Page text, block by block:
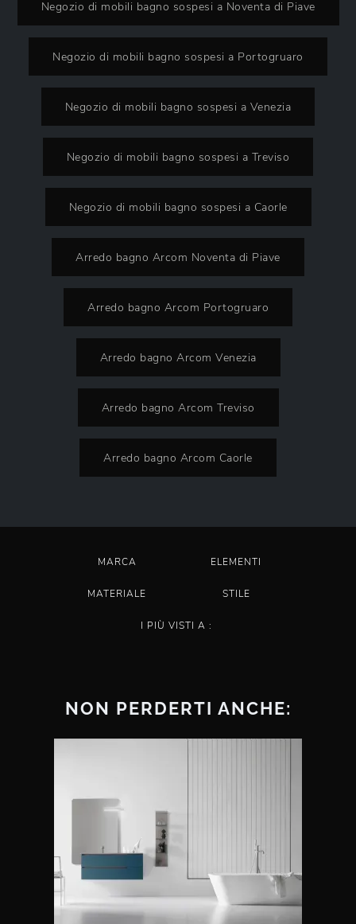
Negozio di mobili bagno sospesi a Noventa di Piave
Negozio di mobili bagno sospesi a Portogruaro
Negozio di mobili bagno sospesi a Venezia
Negozio di mobili bagno sospesi a Treviso
Negozio di mobili bagno sospesi a Caorle
Arredo bagno Arcom Noventa di Piave
Arredo bagno Arcom Portogruaro
Arredo bagno Arcom Venezia
Arredo bagno Arcom Treviso
Arredo bagno Arcom Caorle
MARCA ELEMENTI
MATERIALE STILE
I PIÙ VISTI A :
NON PERDERTI ANCHE: